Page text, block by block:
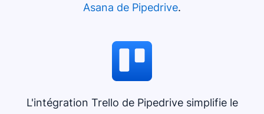
Asana de Pipedrive.
L'intégration Trello de Pipedrive simplifie le